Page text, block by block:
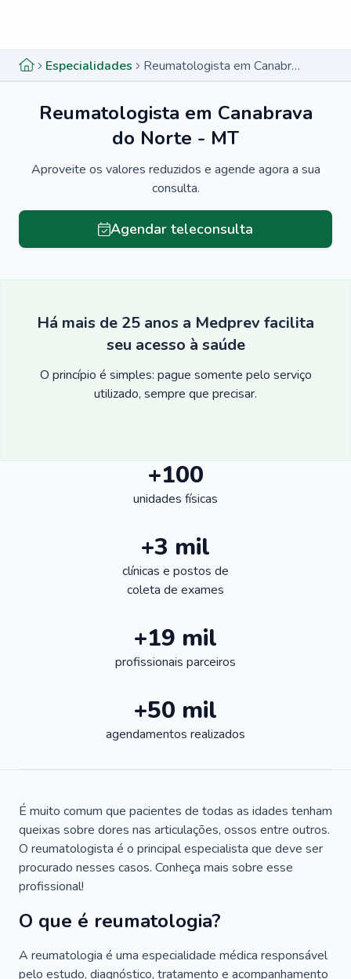
Especialidades Reumatologista em Canabrava do Norte - MT
Reumatologista em Canabrava
do Norte - MT
Aproveite os valores reduzidos e agende agora a sua
consulta.
Agendar teleconsulta
Há mais de 25 anos a Medprev facilita
seu acesso à saúde
O princípio é simples: pague somente pelo serviço
utilizado, sempre que precisar.
+100
unidades físicas
+3 mil
clínicas e postos de
coleta de exames
+19 mil
profissionais parceiros
+50 mil
agendamentos realizados
É muito comum que pacientes de todas as idades tenham
queixas sobre dores nas articulações, ossos entre outros.
O reumatologista é o principal especialista que deve ser
procurado nesses casos. Conheça mais sobre esse
profissional!
O que é reumatologia?
A reumatologia é uma especialidade médica responsável
pelo estudo, diagnóstico, tratamento e acompanhamento